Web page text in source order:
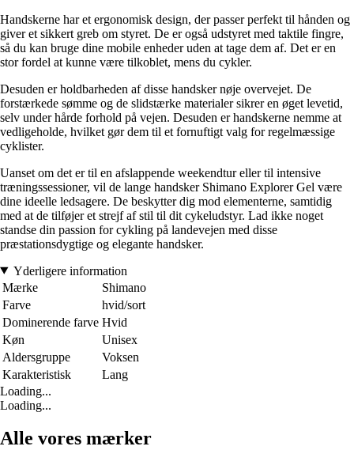
Handskerne har et ergonomisk design, der passer perfekt til hånden og
giver et sikkert greb om styret. De er også udstyret med taktile fingre,
så du kan bruge dine mobile enheder uden at tage dem af. Det er en
stor fordel at kunne være tilkoblet, mens du cykler.
Desuden er holdbarheden af disse handsker nøje overvejet. De
forstærkede sømme og de slidstærke materialer sikrer en øget levetid,
selv under hårde forhold på vejen. Desuden er handskerne nemme at
vedligeholde, hvilket gør dem til et fornuftigt valg for regelmæssige
cyklister.
Uanset om det er til en afslappende weekendtur eller til intensive
træningssessioner, vil de lange handsker Shimano Explorer Gel være
dine ideelle ledsagere. De beskytter dig mod elementerne, samtidig
med at de tilføjer et strejf af stil til dit cykeludstyr. Lad ikke noget
standse din passion for cykling på landevejen med disse
præstationsdygtige og elegante handsker.
Yderligere information
Mærke
Shimano
Farve
hvid/sort
Dominerende farve Hvid
Køn
Unisex
Aldersgruppe
Voksen
Karakteristisk
Lang
Loading...
Loading...
Alle vores mærker